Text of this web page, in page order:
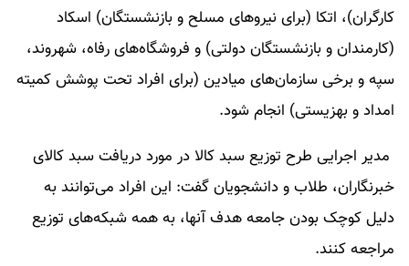
کارگران)، اتکا (برای نیرو‌های مسلح و بازنشستگان) اسکاد
(کارمندان و بازنشستگان دولتی) و فروشگاه‌های رفاه، شهروند،
سپه و برخی سازمان‌های میادین (برای افراد تحت پوشش کمیته
امداد و بهزیستی) انجام شود.
مدیر اجرایی طرح توزیع سبد کالا در مورد دریافت سبد کالای
خبرنگاران، طلاب و دانشجویان گفت: این افراد می‌توانند به
دلیل کوچک بودن جامعه هدف آنها، به همه شبکه‌های توزیع
مراجعه کنند.